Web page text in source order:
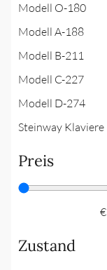
Modell O-180
Modell A-188
Modell B-211
Modell C-227
Modell D-274
Steinway Klaviere
Preis
€
Zustand